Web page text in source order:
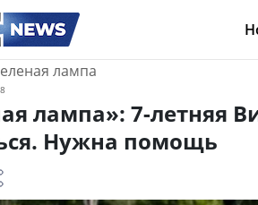
лампа
лампа»: 7-летняя
Нужна помощь